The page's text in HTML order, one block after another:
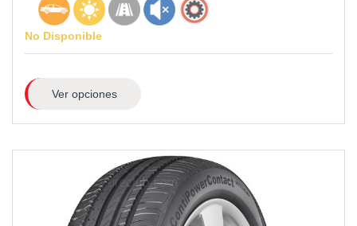
No Disponible
Ver opciones